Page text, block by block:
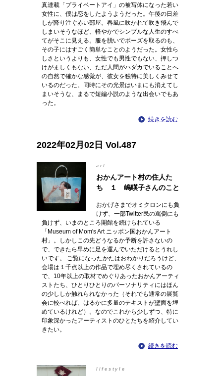
真連載「プライベートアイ」の被写体になった若い
女性に、僕は恋をしたようようだった。午後の日差
しが降り注ぐ赤い部屋。春風に吹かれて吹き飛んで
しまいそうなほど、軽やかでシンプルな人生のすべ
てがそこに見える。服を脱いでポーズを取るのも、
その子にはすごく簡単なことのようだった。女性ら
しさというよりも、女性でも男性でもない、押しつ
けがましくもない、ただ人間がハダカでいることへ
の自然で確かな感覚が、彼女を独特に美しくみせて
いるのだった。同時にその光景はいまにも消えてし
まいそうな、まるで短編小説のような出会いでもあ
った。
続きを読む
2022年02月02日 Vol.487
art
おかんアート村の住人た
ち １ 嶋暎子さんのこと
おかげさまでオミクロンにも負
けず、一部Twitter民の罵倒にも
負けず、いまのところ開館を続けられている
「Museum of Mom's Art ニッポン国おかんアート
村」。しかしこの先どうなるか予断を許さないの
で、できたら早めに足を運んでいただけるとうれし
いです。 ご覧になったかたはおわかりだろうけど、
会場は１千点以上の作品で埋め尽くされているの
で、10年以上の取材でめぐりあったおかんアーティ
ストたち、ひとりひとりのパーソナリティにはほん
の少ししか触れられなかった（それでも通常の展覧
会に較べれば、はるかに多量のテキストが壁面を埋
めているけれど）。なのでこれから少しずつ、特に
印象深かったアーティストのひとたちを紹介してい
きたい。
続きを読む
lifestyle